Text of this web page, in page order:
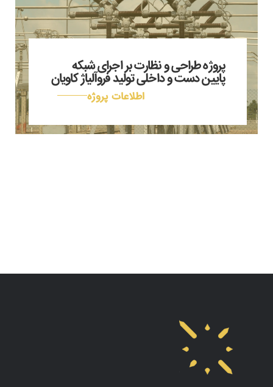
پروژه طراحی و نظارت بر اجرای شبکه
پایین دست و داخلی تولید فروآلیاژ کاویان
اطلاعات پروژه